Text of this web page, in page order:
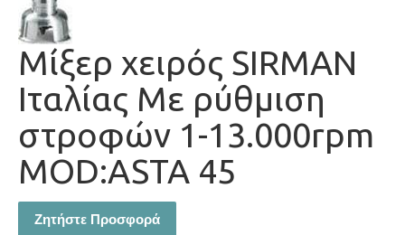
Μίξερ χειρός SIRMAN
Ιταλίας Με ρύθμιση
στροφών 1-13.000rpm
MOD:ASTA 45
Ζητήστε Προσφορά